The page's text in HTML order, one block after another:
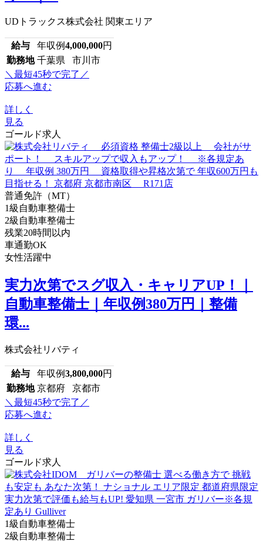
UDトラックス株式会社 関東エリア
給与 年収例4,000,000円
勤務地 千葉県 市川市
＼最短45秒で完了／
応募へ進む
詳しく
見る
ゴールド求人
普通免許（MT）
1級自動車整備士
2級自動車整備士
残業20時間以内
車通勤OK
女性活躍中
実力次第でスグ収入・キャリアUP！｜
自動車整備士｜年収例380万円｜整備
環...
株式会社リバティ
給与 年収例3,800,000円
勤務地 京都府 京都市
＼最短45秒で完了／
応募へ進む
詳しく
見る
ゴールド求人
1級自動車整備士
2級自動車整備士